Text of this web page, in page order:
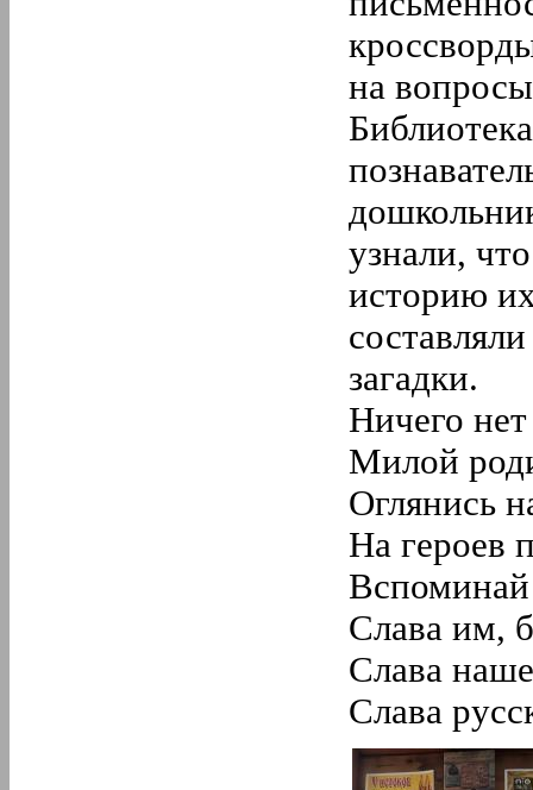
на
узнали,
историю
загадки.
Ничего
Милой
Оглянись
На героев
Слава им,
Слава
Слава